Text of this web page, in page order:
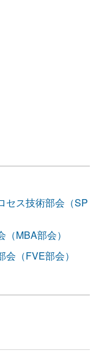
セス技術部会（SP
MBA部会）
（FVE部会）